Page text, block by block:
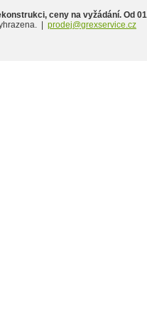
ceny na vyžádání. Od
| prodej@grexservice.cz